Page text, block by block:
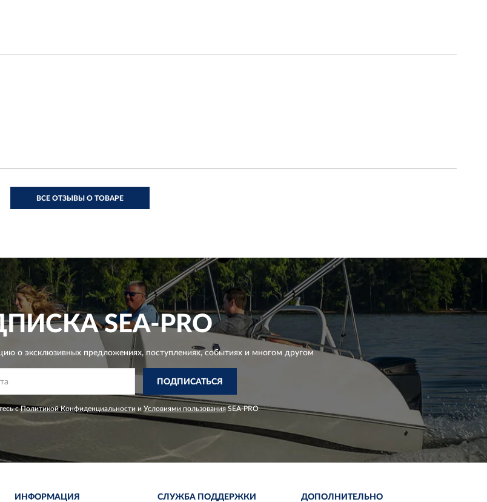
ВСЕ ОТЗЫВЫ О ТОВАРЕ
SEA-PRO
о эксклюзивных предложениях,поступлениях, событиях и многом другом
ПОДПИСАТЬСЯ
сПолитикой Конфиденциальности и Условиями пользованияSEA-PRO
ИНФОРМАЦИЯ СЛУЖБА ПОДДЕРЖКИ ДОПОЛНИТЕЛЬНО